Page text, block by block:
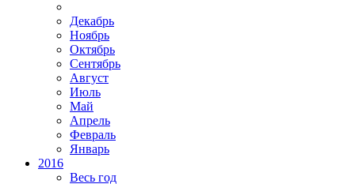
Декабрь
Ноябрь
Октябрь
Сентябрь
Август
Июль
Май
Апрель
Февраль
Январь
2016
Весь год